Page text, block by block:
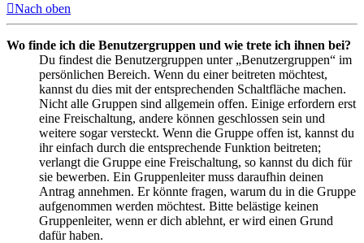
Nach oben
Wo finde ich die Benutzergruppen und wie trete ich ihnen bei?
Du findest die Benutzergruppen unter „Benutzergruppen“ im
persönlichen Bereich. Wenn du einer beitreten möchtest,
kannst du dies mit der entsprechenden Schaltfläche machen.
Nicht alle Gruppen sind allgemein offen. Einige erfordern erst
eine Freischaltung, andere können geschlossen sein und
weitere sogar versteckt. Wenn die Gruppe offen ist, kannst du
ihr einfach durch die entsprechende Funktion beitreten;
verlangt die Gruppe eine Freischaltung, so kannst du dich für
sie bewerben. Ein Gruppenleiter muss daraufhin deinen
Antrag annehmen. Er könnte fragen, warum du in die Gruppe
aufgenommen werden möchtest. Bitte belästige keinen
Gruppenleiter, wenn er dich ablehnt, er wird einen Grund
dafür haben.